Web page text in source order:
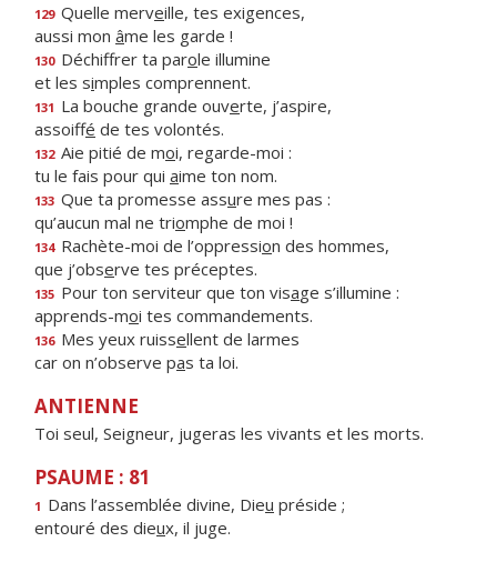
129 Quelle merveille, tes exigences,
aussi mon âme les garde !
130 Déchiffrer ta parole illumine
et les simples comprennent.
131 La bouche grande ouverte, j’aspire,
assoiffé de tes volontés.
132 Aie pitié de moi, regarde-moi :
tu le fais pour qui aime ton nom.
133 Que ta promesse assure mes pas :
qu’aucun mal ne triomphe de moi !
134 Rachète-moi de l’oppression des hommes,
que j’observe tes préceptes.
135 Pour ton serviteur que ton visage s’illumine :
apprends-moi tes commandements.
136 Mes yeux ruissellent de larmes
car on n’observe pas ta loi.
ANTIENNE
Toi seul, Seigneur, jugeras les vivants et les morts.
PSAUME : 81
1 Dans l’assemblée divine, Dieu préside ;
entouré des dieux, il juge.